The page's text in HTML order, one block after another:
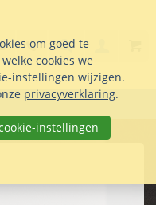
info@seltmann-
Stel uw vraag
085 76 07 000
Search
om goed te
cookies we
instellingen wijzigen.
privacyverklaring.
instellingen